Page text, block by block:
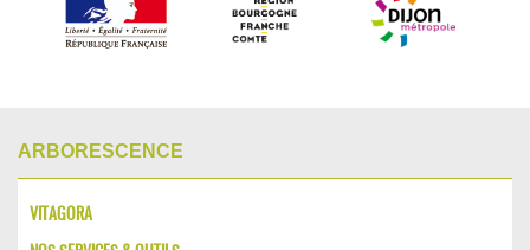
ARBORESCENCE
VITAGORA